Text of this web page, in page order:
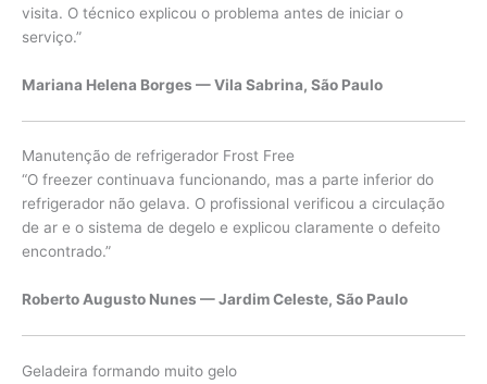
visita. O técnico explicou o problema antes de iniciar o
serviço.”
Mariana Helena Borges — Vila Sabrina, São Paulo
Manutenção de refrigerador Frost Free
“O freezer continuava funcionando, mas a parte inferior do
refrigerador não gelava. O profissional verificou a circulação
de ar e o sistema de degelo e explicou claramente o defeito
encontrado.”
Roberto Augusto Nunes — Jardim Celeste, São Paulo
Geladeira formando muito gelo